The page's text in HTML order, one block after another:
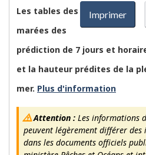
Imprimer
Les tables des
marées des
prédiction de 7 jours et
et la hauteur prédites de la
mer. Plus d'information
Attention :Les informations
peuvent légèrement différer
dans les documents officiels